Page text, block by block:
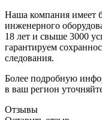
Наша компания имеет
инженерного
18 лет и свыше 3000
гарантируем
следования.
Более подробную
в ваш регион
Отзывы